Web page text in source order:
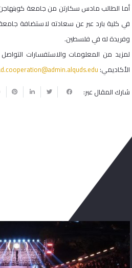
أما الطالب مادس سكارتن من جامعة
في كلية بارد عبر عن سعادته لاستضافة
وفريدة له في فلسطين.
لمزيد من المعلومات والاستفسارات
الأكاديمي:
شارك المقال عبر: